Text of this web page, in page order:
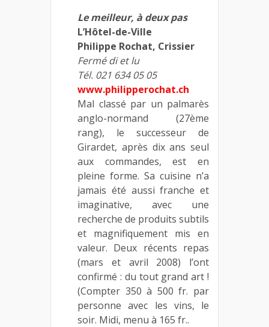
Le meilleur, à deux pas
L’Hôtel-de-Ville
Philippe Rochat, Crissier
Fermé di et lu
Tél. 021 634 05 05
www.philipperochat.ch
Mal classé par un palmarès
anglo-normand (27ème
rang), le successeur de
Girardet, après dix ans seul
aux commandes, est en
pleine forme. Sa cuisine n’a
jamais été aussi franche et
imaginative, avec une
recherche de produits subtils
et magnifiquement mis en
valeur. Deux récents repas
(mars et avril 2008) l’ont
confirmé : du tout grand art !
(Compter 350 à 500 fr. par
personne avec les vins, le
soir. Midi, menu à 165 fr..